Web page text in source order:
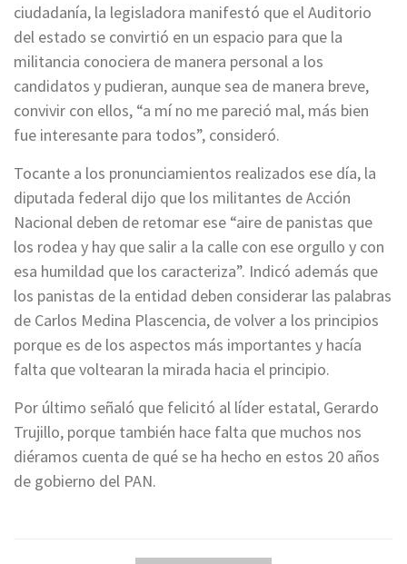
ciudadanía, la legisladora manifestó que el Auditorio
del estado se convirtió en un espacio para que la
militancia conociera de manera personal a los
candidatos y pudieran, aunque sea de manera breve,
convivir con ellos, “a mí no me pareció mal, más bien
fue interesante para todos”, consideró.
Tocante a los pronunciamientos realizados ese día, la
diputada federal dijo que los militantes de Acción
Nacional deben de retomar ese “aire de panistas que
los rodea y hay que salir a la calle con ese orgullo y con
esa humildad que los caracteriza”. Indicó además que
los panistas de la entidad deben considerar las palabras
de Carlos Medina Plascencia, de volver a los principios
porque es de los aspectos más importantes y hacía
falta que voltearan la mirada hacia el principio.
Por último señaló que felicitó al líder estatal, Gerardo
Trujillo, porque también hace falta que muchos nos
diéramos cuenta de qué se ha hecho en estos 20 años
de gobierno del PAN.